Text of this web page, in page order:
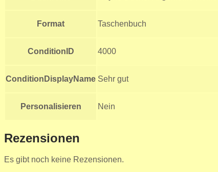
Format Taschenbuch
ConditionID 4000
ConditionDisplayName Sehr gut
Personalisieren Nein
Rezensionen
Es gibt noch keine Rezensionen.